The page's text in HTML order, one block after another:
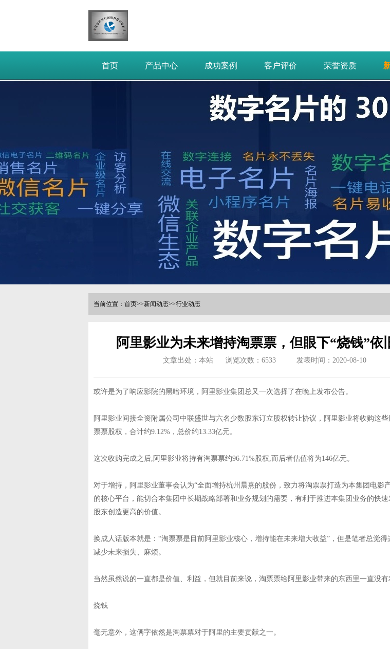
首页 产品中心 成功案例 客户评价 荣誉资质
当前位置： 首页>>新闻动态>>行业动态
阿里影业为未来增持淘票票，但眼下“烧钱”依
文章出处：本站 浏览次数： 6533 发表时间：2020-08-10
或许是为了响应影院的黑暗环境，阿里影业集团总又一次选择了在晚上发布公告。
阿里影业间接全资附属公司中联盛世与六名少数股东订立股权转让协议，阿里影业将收购这
票票股权，合计约9.12%，总价约13.33亿元。
这次收购完成之后,阿里影业将持有淘票票约96.71%股权,而后者估值将为146亿元。
对于增持，阿里影业董事会认为“全面增持杭州晨熹的股份，致力将淘票票打造为本集团电影
的核心平台，能切合本集团中长期战略部署和业务规划的需要，有利于推进本集团业务的快速
股东创造更高的价值。
换成人话版本就是：“淘票票是目前阿里影业核心，增持能在未来增大收益”，但是笔者总觉得
减少未来损失、麻烦。
当然虽然说的一直都是价值、利益，但就目前来说，淘票票给阿里影业带来的东西里一直没有
烧钱
毫无意外，这俩字依然是淘票票对于阿里的主要贡献之一。